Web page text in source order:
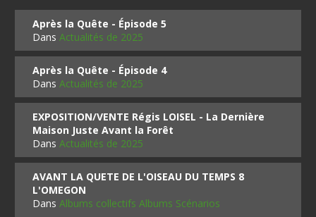
Après la Quête - Épisode 5
DansActualités de 2025
Après la Quête - Épisode 4
DansActualités de 2025
EXPOSITION/VENTE Régis LOISEL - La Dernière
Maison Juste Avant la Forêt
DansActualités de 2025
AVANT LA QUETE DE L'OISEAU DU TEMPS 8
L'OMEGON
DansAlbums collectifs Albums Scénarios